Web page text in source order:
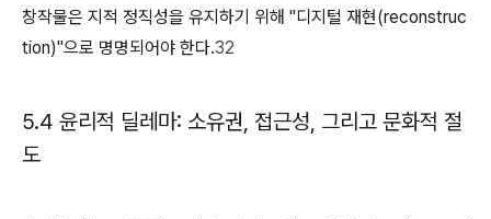
창작물은 지적 정직성을 유지하기 위해 "디지털 재현(reconstruc
tion)"으로 명명되어야 한다.32
5.4 윤리적 딜레마: 소유권, 접근성, 그리고 문화적 절
도